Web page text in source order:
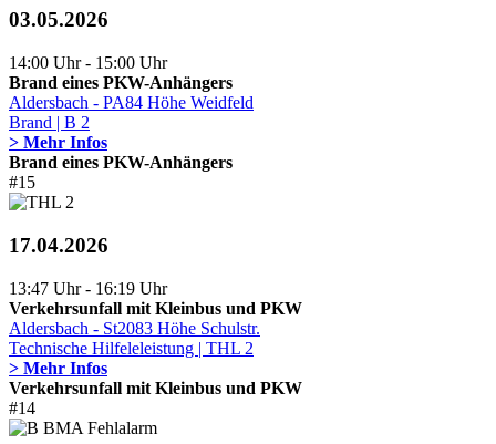
03.05.2026
14:00 Uhr - 15:00 Uhr
Brand eines PKW-Anhängers
Aldersbach - PA84 Höhe Weidfeld
Brand | B 2
> Mehr Infos
Brand eines PKW-Anhängers
#15
17.04.2026
13:47 Uhr - 16:19 Uhr
Verkehrsunfall mit Kleinbus und PKW
Aldersbach - St2083 Höhe Schulstr.
Technische Hilfeleleistung | THL 2
> Mehr Infos
Verkehrsunfall mit Kleinbus und PKW
#14